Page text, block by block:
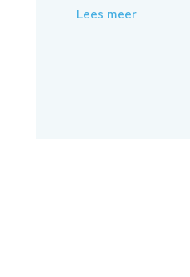
Lees meer